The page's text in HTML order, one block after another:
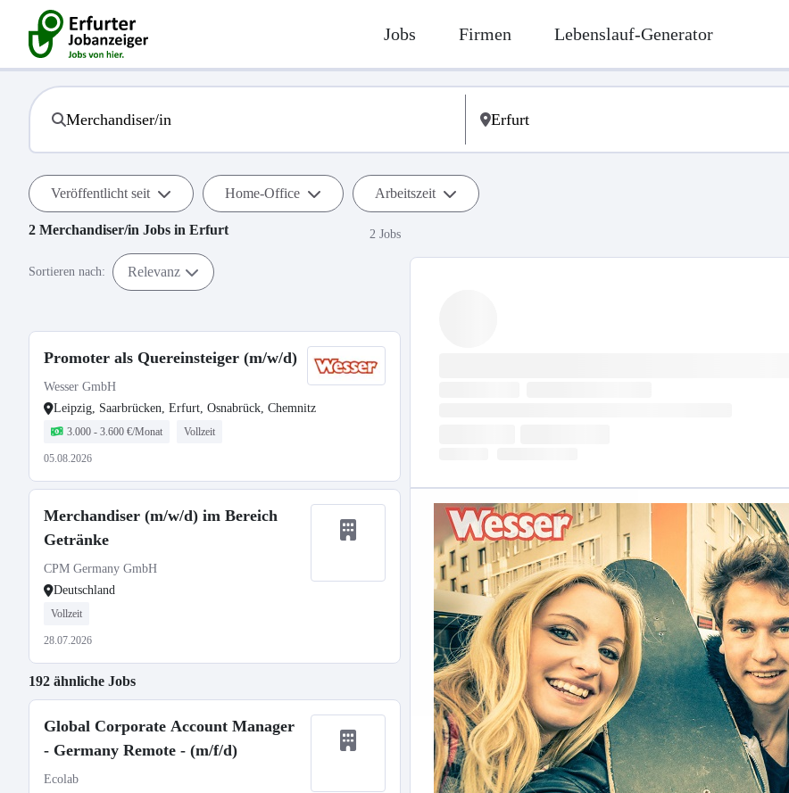
Jobs Firmen Lebenslauf-Generator
Veröffentlicht seit Home-Office Arbeitszeit
2 Merchandiser/in Jobs in Erfurt 2 Jobs
Sortieren nach: Relevanz
Promoter als Quereinsteiger (m/w/d)
Wesser GmbH
Leipzig, Saarbrücken, Erfurt, Osnabrück, Chemnitz
3.000 - 3.600 €/Monat Vollzeit
05.08.2026
Merchandiser (m/w/d) im Bereich
Getränke
CPM Germany GmbH
Deutschland
Vollzeit
28.07.2026
192 ähnliche Jobs
Global Corporate Account Manager
- Germany Remote - (m/f/d)
Ecolab